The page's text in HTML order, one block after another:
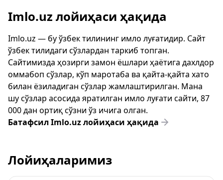
Imlo.uz лойиҳаси ҳақида
Imlo.uz — бу ўзбек тилининг имло луғатидир. Сайт
ўзбек тилидаги сўзлардан таркиб топган.
Сайтимизда ҳозирги замон ёшлари ҳаётига дахлдор
оммабоп сўзлар, кўп маротаба ва қайта-қайта хато
билан ёзиладиган сўзлар жамлаштирилган. Мана
шу сўзлар асосида яратилган имло луғати сайти, 87
000 дан ортиқ сўзни ўз ичига олган.
Батафсил Imlo.uz лойиҳаси ҳақида
Лойиҳаларимиз